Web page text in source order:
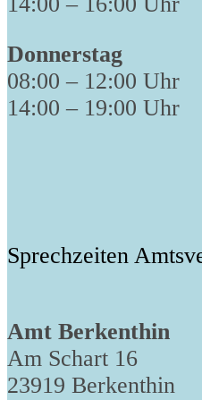
Donnerstag
08:00 – 12:00 Uhr
14:00 – 19:00 Uhr
Sprechzeiten
Amt Berkenthin
Am Schart 16
23919 Berkenthin